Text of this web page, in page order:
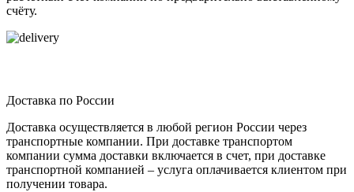
счёту.
Доставка по России
Доставка осуществляется в любой регион России через
транспортные компании. При доставке транспортом
компании сумма доставки включается в счет, при доставке
транспортной компанией – услуга оплачивается клиентом при
получении товара.